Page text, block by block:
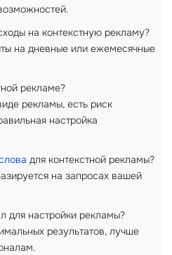
на контекстную рекламу?
на дневные или ежемесячные
рекламе?
рекламы, есть риск
настройка
для контекстной рекламы?
на запросах вашей
для настройки рекламы?
результатов, лучше